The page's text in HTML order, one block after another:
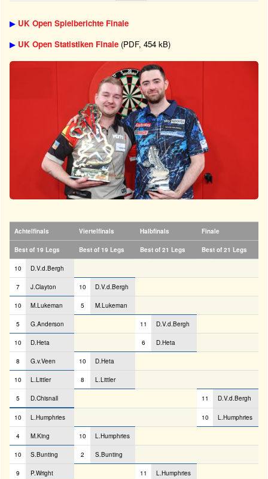
▶ UK Open Spielberichte Finale
▶ UK Open Statistiken Finale (PDF, 454 kB)
Achtelfinals Viertelfinals Halbfinals Finale
Best of 19 Legs Best of 19 Legs Best of 21 Legs Best of 21 Legs
10 D.V.d.Bergh
7 J.Clayton 10 D.V.d.Bergh
10 M.Lukeman 5 M.Lukeman
5 G.Anderson 11 D.V.d.Bergh
10 D.Heta 6 D.Heta
8 G.v.Veen 10 D.Heta
10 L.Littler 8 L.Littler
5 D.Chisnall 11 D.V.d.Bergh
10 L.Humphries 10 L.Humphries
4 M.King 10 L.Humphries
10 S.Bunting 2 S.Bunting
9 P.Wright 11 L.Humphries